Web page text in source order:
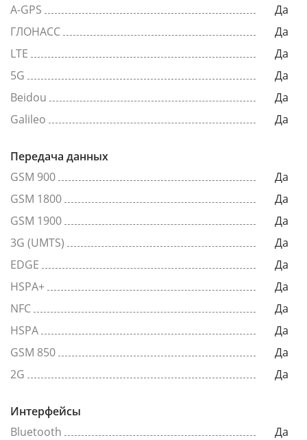
A-GPS
Да
ГЛОНАСС
Да
LTE
Да
5G
Да
Beidou
Да
Galileo
Да
Передача данных
GSM 900
Да
GSM 1800
Да
GSM 1900
Да
3G (UMTS)
Да
EDGE
Да
HSPA+
Да
NFC
Да
HSPA
Да
GSM 850
Да
2G
Да
Интерфейсы
Bluetooth
Да